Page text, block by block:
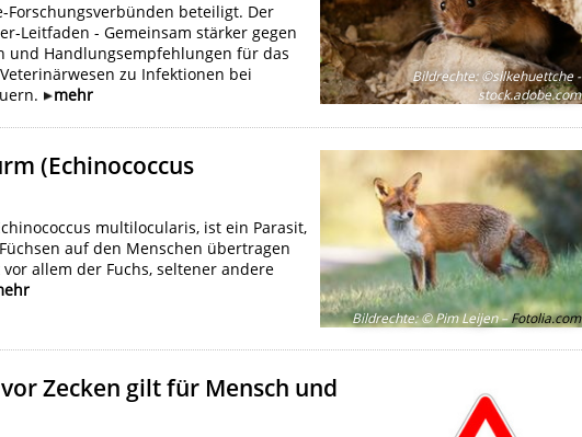
Bildrechte:©silkehuettche -
stock.adobe.com
Forschungsverbünden beteiligt. Der
Leitfaden - Gemeinsam stärker gegen
und Handlungsempfehlungen für das
zu Infektionen bei
mehr
Bildrechte:© Pim Leijen –Fotolia.com
(Echinococcus
multilocularis, ist ein Parasit,
auf den Menschen übertragen
allem der Fuchs, seltener andere
Zecken gilt für Mensch und